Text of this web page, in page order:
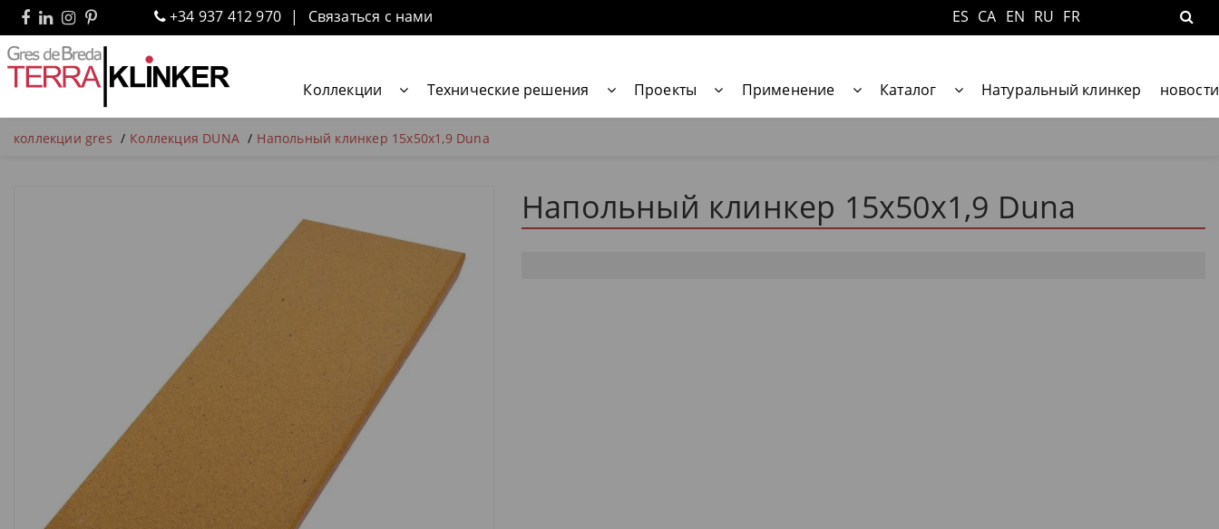
+34 937 412 970 Связаться с нами ES CA EN RU FR
Коллекции Технические решения Проекты Применение Каталог Натуральный клинкер новости
коллекции gres Коллекция DUNA Напольный клинкер 15x50x1,9 Duna
Напольный клинкер 15x50x1,9 Duna